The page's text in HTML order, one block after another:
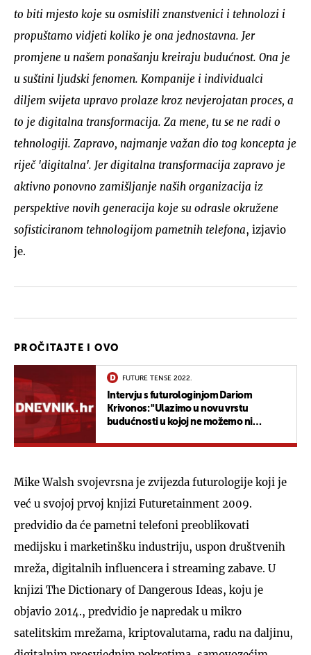
to biti mjesto koje su osmislili znanstvenici i tehnolozi i
propuštamo vidjeti koliko je ona jednostavna. Jer
promjene u našem ponašanju kreiraju budućnost. Ona je
u suštini ljudski fenomen. Kompanije i individualci
diljem svijeta upravo prolaze kroz nevjerojatan proces, a
to je digitalna transformacija. Za mene, tu se ne radi o
tehnologiji. Zapravo, najmanje važan dio tog koncepta je
riječ 'digitalna'. Jer digitalna transformacija zapravo je
aktivno ponovno zamišljanje naših organizacija iz
perspektive novih generacija koje su odrasle okružene
sofisticiranom tehnologijom pametnih telefona, izjavio
je.
PROČITAJTE I OVO
FUTURE TENSE 2022.
Intervju s futurologinjom Dariom
Krivonos: "Ulazimo u novu vrstu
budućnosti u kojoj ne možemo ni
osigurati uspješan život"
Mike Walsh svojevrsna je zvijezda futurologije koji je
već u svojoj prvoj knjizi Futuretainment 2009.
predvidio da će pametni telefoni preoblikovati
medijsku i marketinšku industriju, uspon društvenih
mreža, digitalnih influencera i streaming zabave. U
knjizi The Dictionary of Dangerous Ideas, koju je
objavio 2014., predvidio je napredak u mikro
satelitskim mrežama, kriptovalutama, radu na daljinu,